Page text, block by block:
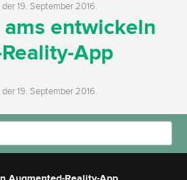
19. September 2016.
entwickeln
App
19. September 2016.